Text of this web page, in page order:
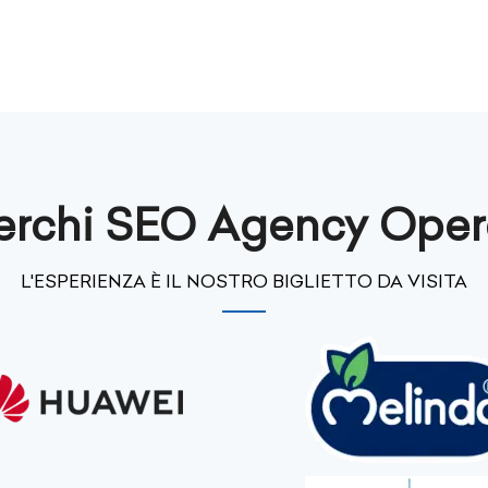
SEO Agency
L'ESPERIENZA È IL NOSTRO BIGLIETTO DA VISITA